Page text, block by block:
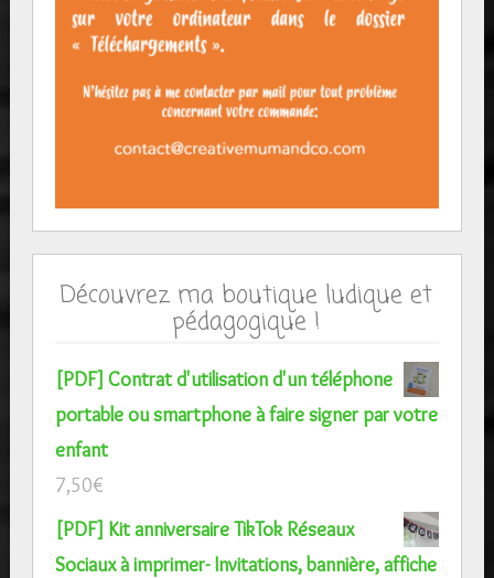
Découvrez ma boutique ludique et
pédagogique !
[PDF] Contrat d'utilisation d'un téléphone
portable ou smartphone à faire signer par votre
enfant
7,50€
[PDF] Kit anniversaire TikTok Réseaux
Sociaux à imprimer- Invitations, bannière, affiche